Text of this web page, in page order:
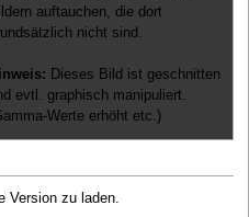
auftauchen, die dort
nicht sind.
Dieses Bild ist geschnitten
evtl. graphisch manipuliert.
Werte erhöht etc.)
Version zu laden.